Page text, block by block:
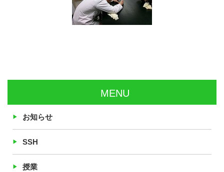
MENU
お知らせ
SSH
授業